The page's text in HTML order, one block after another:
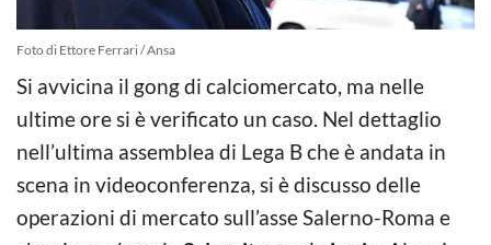
Foto di Ettore Ferrari / Ansa
Si avvicina il gong di calciomercato, ma nelle
ultime ore si è verificato un caso. Nel dettaglio
nell’ultima assemblea di Lega B che è andata in
scena in videoconferenza, si è discusso delle
operazioni di mercato sull’asse Salerno-Roma e